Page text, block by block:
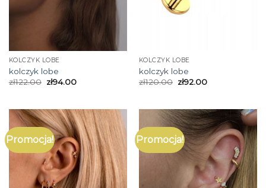
KOLCZYK LOBE
kolczyk lobe
zł122.00 zł94.00
KOLCZYK LOBE
kolczyk lobe
zł120.00 zł92.00
Promocja! Promocja!